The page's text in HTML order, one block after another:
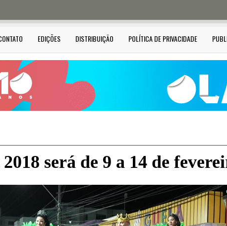
EDIÇÕES DISTRIBUIÇÃO POLÍTICA DE PRIVACIDADE
será de 9 a 14 de